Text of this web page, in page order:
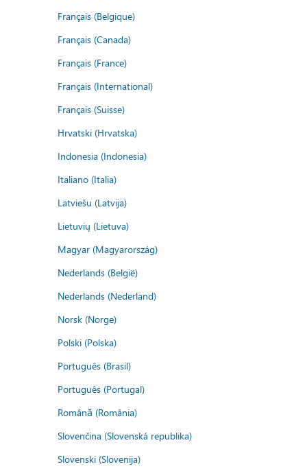
Français (Belgique)
Français (Canada)
Français (France)
Français (International)
Français (Suisse)
Hrvatski (Hrvatska)
Indonesia (Indonesia)
Italiano (Italia)
Latviešu (Latvija)
Lietuvių (Lietuva)
Magyar (Magyarország)
Nederlands (België)
Nederlands (Nederland)
Norsk (Norge)
Polski (Polska)
Português (Brasil)
Português (Portugal)
Română (România)
Slovenčina (Slovenská republika)
Slovenski (Slovenija)